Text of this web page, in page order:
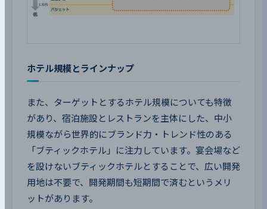
ホテル規模とラインナップ
また、ターゲットとするホテル規模についても特徴
があり、宿泊施設とレストランを主体にした、中小
規模ながら世界的にブランド力・トレンド性のある
「ブティックホテル」に注力しています。宴会場など
を設けないブティックホテルとすることで、広い開発
用地は不要で、開発期間も短期間で済むというメリ
ットがあります。